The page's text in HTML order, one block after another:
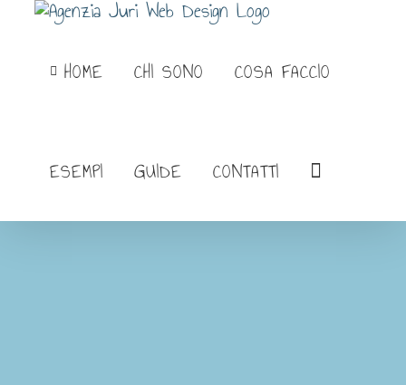
contenutoHOME CHI SONO COSA FACCIO
ESEMPI GUIDE CONTATTI